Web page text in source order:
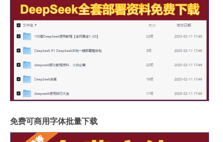
免费可商用字体批量下载